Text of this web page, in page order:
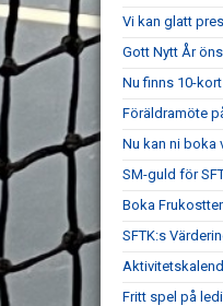
Vi kan glatt
Gott Nytt År
Nu finns 10-
Föräldramöte
Nu kan ni boka
SM-guld för
Boka
SFTK:s
Fritt spel på